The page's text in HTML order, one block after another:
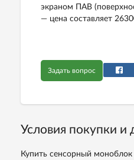
экраном ПАВ
— цена составляет
Задать вопрос
Условия покупки и
Купить сенсорный